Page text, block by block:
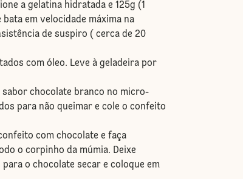
a gelatina hidratada e 125g (1
em velocidade máxima na
de suspiro ( cerca de 20
com óleo. Leve à geladeira por
chocolate branco no micro-
para não queimar e cole o confeito
com chocolate e faça
o corpinho da múmia. Deixe
o chocolate secar e coloque em